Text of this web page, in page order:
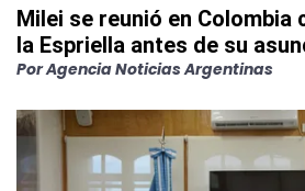
Milei se reunió en Colombia
la Espriella antes de su
PorAgencia Noticias Argentinas